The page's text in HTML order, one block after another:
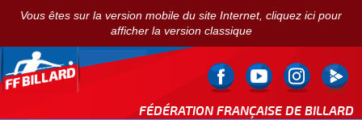
Vous êtes sur la version mobile du site Internet, cliquez ici pour
afficher la version classique
FÉDÉRATION FRANÇAISE DE BILLARD